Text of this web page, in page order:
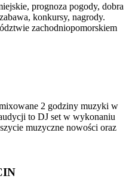
prognoza pogody, dobra
konkursy, nagrody.
zachodniopomorskiem
2 godziny muzyki w
to DJ set w wykonaniu
muzyczne nowości oraz